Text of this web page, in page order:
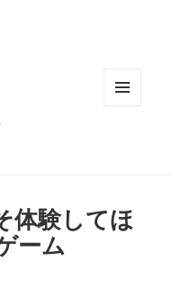
体験してほ
ーム